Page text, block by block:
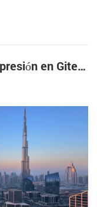
Experimente el futuro de la impresión en Gitex 2024: únase a Xiamen CASHINO